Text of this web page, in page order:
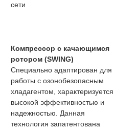
сети
Компрессор с качающимся
ротором (SWING)
Специально адаптирован для
работы с озонобезопасным
хладагентом, характеризуется
высокой эффективностью и
надежностью. Данная
технология запатентована